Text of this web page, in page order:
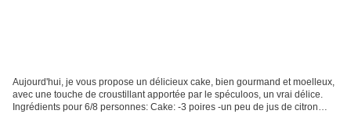
Aujourd'hui, je vous propose un délicieux cake, bien gourmand et moelleux,
avec une touche de croustillant apportée par le spéculoos, un vrai délice.
Ingrédients pour 6/8 personnes: Cake: -3 poires -un peu de jus de citron